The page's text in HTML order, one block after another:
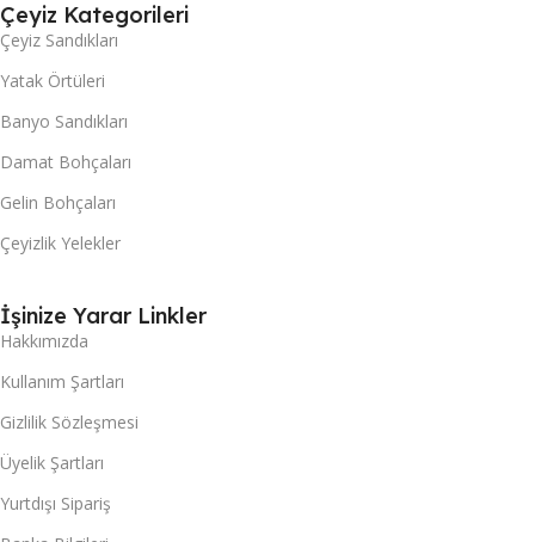
Çeyiz Kategorileri
Çeyiz Sandıkları
Yatak Örtüleri
Banyo Sandıkları
Damat Bohçaları
Gelin Bohçaları
Çeyizlik Yelekler
İşinize Yarar Linkler
Hakkımızda
Kullanım Şartları
Gizlilik Sözleşmesi
Üyelik Şartları
Yurtdışı Sipariş